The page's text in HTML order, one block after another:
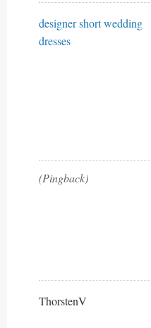
designer short wedding
dresses
(Pingback)
ThorstenV